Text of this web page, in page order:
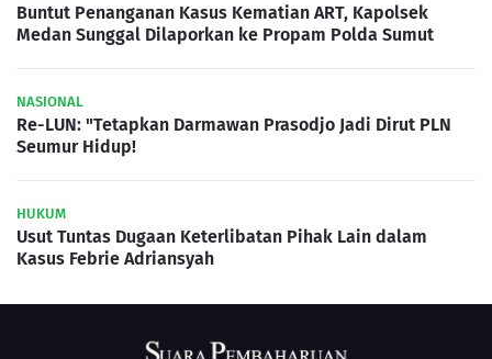
Buntut Penanganan Kasus Kematian ART, Kapolsek
Medan Sunggal Dilaporkan ke Propam Polda Sumut
NASIONAL
Re-LUN: "Tetapkan Darmawan Prasodjo Jadi Dirut PLN
Seumur Hidup!
HUKUM
Usut Tuntas Dugaan Keterlibatan Pihak Lain dalam
Kasus Febrie Adriansyah